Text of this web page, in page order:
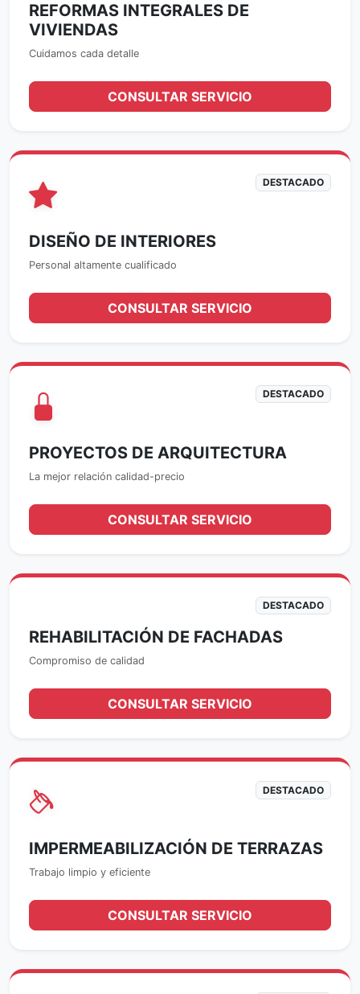
REFORMAS INTEGRALES DE
VIVIENDAS
Cuidamos cada detalle
CONSULTAR SERVICIO
DESTACADO
DISEÑO DE INTERIORES
Personal altamente cualificado
CONSULTAR SERVICIO
DESTACADO
PROYECTOS DE ARQUITECTURA
La mejor relación calidad-precio
CONSULTAR SERVICIO
DESTACADO
REHABILITACIÓN DE FACHADAS
Compromiso de calidad
CONSULTAR SERVICIO
DESTACADO
IMPERMEABILIZACIÓN DE TERRAZAS
Trabajo limpio y eficiente
CONSULTAR SERVICIO